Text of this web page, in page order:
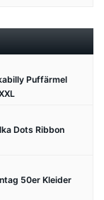
Puffärmel
Dots Ribbon
50er Kleider